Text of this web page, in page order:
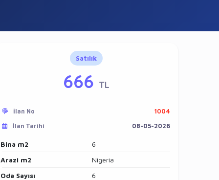
Satılık
666 TL
İlan No
1004
İlan Tarihi
08-05-2026
Bina m2
6
Arazi m2
Nigeria
Oda Sayısı
6